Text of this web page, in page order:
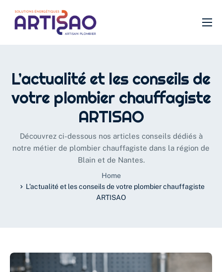
SDB
Filtration
Isolation
L’actualité et les conseils de
votre plombier chauffagiste
ARTISAO
Découvrez ci-dessous nos articles conseils dédiés à
notre métier de plombier chauffagiste dans la région de
Blain et de Nantes.
Home
L’actualité et les conseils de votre plombier chauffagiste
ARTISAO